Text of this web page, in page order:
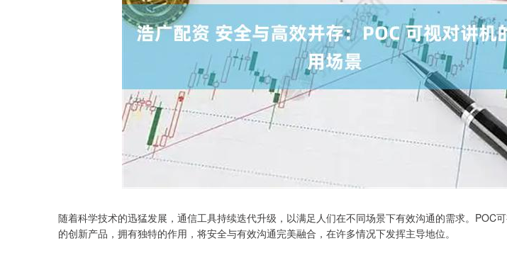
随着科学技术的迅猛发展，通信工具持续迭代升级，以满足人们在不同场景下有效沟通的需求。POC
的创新产品，拥有独特的作用，将安全与有效沟通完美融合，在许多情况下发挥主导地位。
0.57% 深证成指 14110.12 -34.08 -0.24% 沪深300